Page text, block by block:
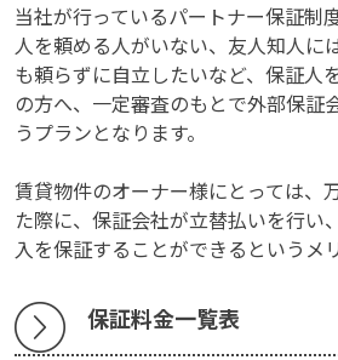
当社が行っているパートナー保証制
人を頼める人がいない、友人知人に
も頼らずに自立したいなど、保証人
の方へ、一定審査のもとで外部保証
うプランとなります。
賃貸物件のオーナー様にとっては、
た際に、保証会社が立替払いを行い
入を保証することができるというメ
保証料金一覧表